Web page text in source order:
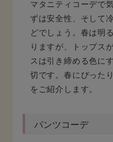
マタニティコーデで
ずは安全性、そして
どでしょう。春は明
りますが、トップス
スは引き締める色に
切です。春にぴった
をご紹介します。
パンツコーデ